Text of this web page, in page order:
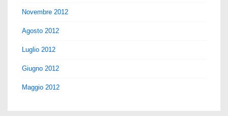
Novembre 2012
Agosto 2012
Luglio 2012
Giugno 2012
Maggio 2012